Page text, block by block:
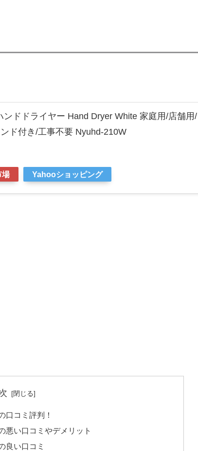
ンドドライヤー Hand Dryer White 家庭用/店舗用/
ド付き/工事不要 Nyuhd-210W
場 Yahooショッピング
口コミ評判！
悪い口コミやデメリット
良い口コミ